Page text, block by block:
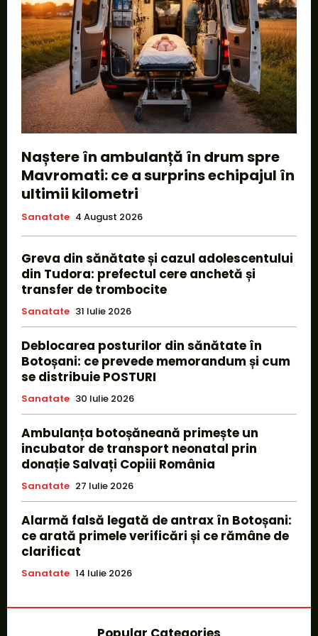
Naștere în ambulanță în drum spre
Mavromati: ce a surprins echipajul în
ultimii kilometri
Sanatate 4 August 2026
Greva din sănătate și cazul adolescentului
din Tudora: prefectul cere anchetă și
transfer de trombocite
Sanatate 31 Iulie 2026
Deblocarea posturilor din sănătate în
Botoșani: ce prevede memorandum și cum
se distribuie POSTURI
Sanatate 30 Iulie 2026
Ambulanța botoșăneană primește un
incubator de transport neonatal prin
donație Salvați Copiii România
Sanatate 27 Iulie 2026
Alarmă falsă legată de antrax în Botoșani:
ce arată primele verificări și ce rămâne de
clarificat
Sanatate 14 Iulie 2026